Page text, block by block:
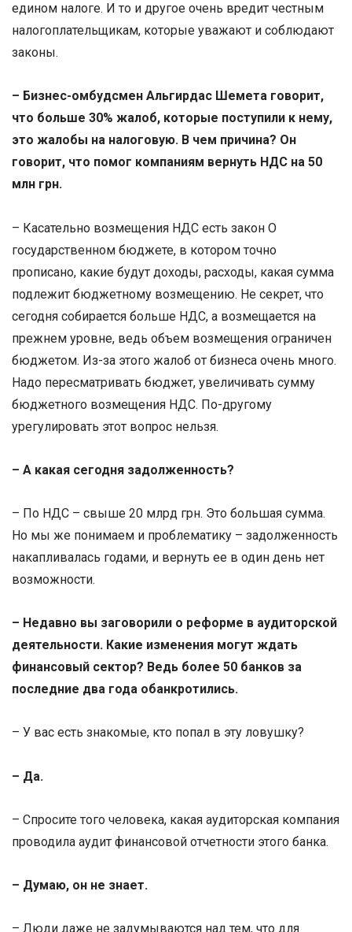
едином налоге. И то и другое очень вредит честным
налогоплательщикам, которые уважают и соблюдают
законы.
– Бизнес-омбудсмен Альгирдас Шемета говорит,
что больше 30% жалоб, которые поступили к нему,
это жалобы на налоговую. В чем причина? Он
говорит, что помог компаниям вернуть НДС на 50
млн грн.
– Касательно возмещения НДС есть закон О
государственном бюджете, в котором точно
прописано, какие будут доходы, расходы, какая сумма
подлежит бюджетному возмещению. Не секрет, что
сегодня собирается больше НДС, а возмещается на
прежнем уровне, ведь объем возмещения ограничен
бюджетом. Из-за этого жалоб от бизнеса очень много.
Надо пересматривать бюджет, увеличивать сумму
бюджетного возмещения НДС. По-другому
урегулировать этот вопрос нельзя.
– А какая сегодня задолженность?
– По НДС – свыше 20 млрд грн. Это большая сумма.
Но мы же понимаем и проблематику – задолженность
накапливалась годами, и вернуть ее в один день нет
возможности.
– Недавно вы заговорили о реформе в аудиторской
деятельности. Какие изменения могут ждать
финансовый сектор? Ведь более 50 банков за
последние два года обанкротились.
– У вас есть знакомые, кто попал в эту ловушку?
– Да.
– Спросите того человека, какая аудиторская компания
проводила аудит финансовой отчетности этого банка.
– Думаю, он не знает.
– Люди даже не задумываются над тем, что для